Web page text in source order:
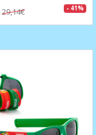
29,14€ - 41%